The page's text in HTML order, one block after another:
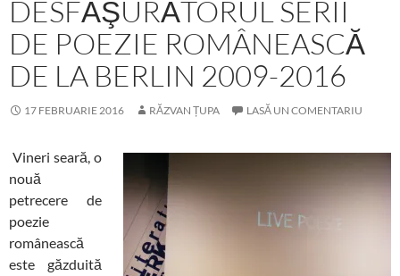
DESFĂŞURĂTORUL SERII
DE POEZIE ROMÂNEASCĂ
DE LA BERLIN 2009-2016
17 FEBRUARIE 2016 RĂZVAN ȚUPA LASĂ UN COMENTARIU
Vineri seară, o
nouă
petrecere de
poezie
românească
este găzduită